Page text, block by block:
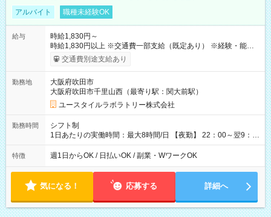
アルバイト 職種未経験OK
給与
時給1,830円～
時給1,830円以上 ※交通費一部支給（既定あり） ※経験・能力を
考慮して決定します 【収入例】 週1回勤務の場合：1,830円×8時
間×4回=5万8,560円 週3回勤務の場合：1,830円×8時間×12回
月 ※ 雇用形態と給与に、本採用時と異なる部分があります。 雇
用形態：本採用時と同じです。 給与：時給 1,610円以上
交通費別途支給あり
勤務地
大阪府吹田市
大阪府吹田市千里山西（最寄り駅：関大前駅）
ユースタイルラボラトリー株式会社
勤務時間
シフト制
1日あたりの実働時間：最大8時間/日 【夜勤】 22：00～翌9：
00 ※週1日～OK ／ 夜勤専従 ＊＊ 勤務時間例 ＊＊ ■22時か
ら翌7時 ■23時から翌8時 ■24時から翌9時 など ※上記の時間
ます。 ※曜日固定（毎週同じ曜日での勤務となります）
特徴 週1日からOK / 日払いOK / 副業・WワークOK
気になる！ 応募する 詳細へ